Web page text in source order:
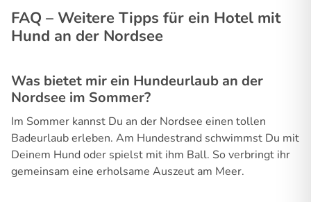
FAQ – Weitere Tipps für ein Hotel mit
Hund an der Nordsee
Was bietet mir ein Hundeurlaub an der
Nordsee im Sommer?
Im Sommer kannst Du an der Nordsee einen tollen
Badeurlaub erleben. Am Hundestrand schwimmst Du mit
Deinem Hund oder spielst mit ihm Ball. So verbringt ihr
gemeinsam eine erholsame Auszeut am Meer.